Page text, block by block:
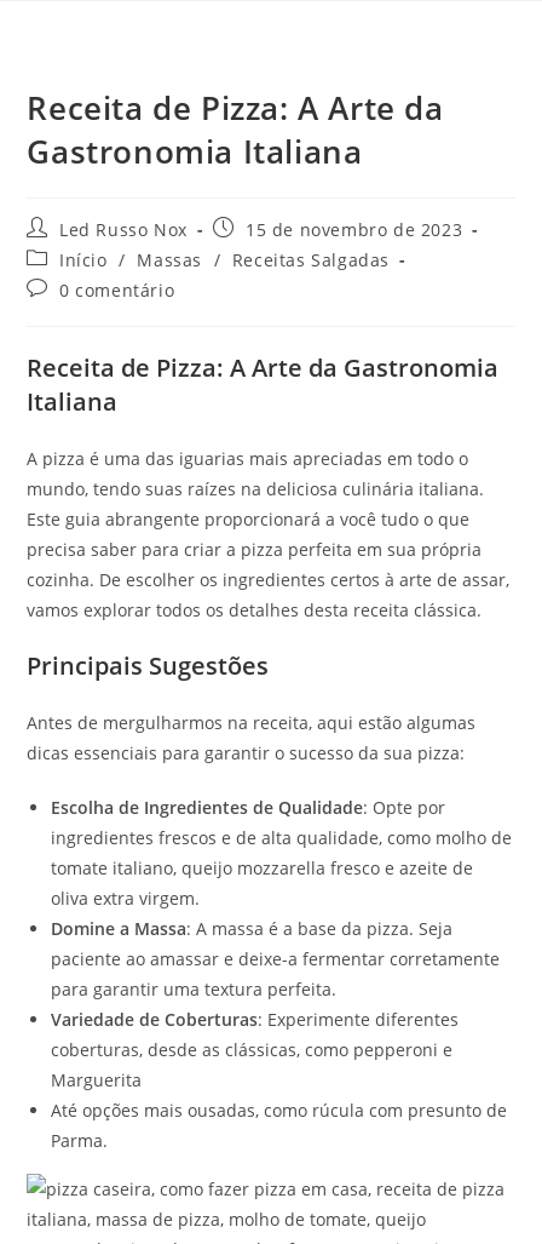
Receita de Pizza: A Arte da
Gastronomia Italiana
Led Russo Nox
15 de novembro de 2023
Início / Massas / Receitas Salgadas
0 comentário
Receita de Pizza: A Arte da Gastronomia
Italiana
A pizza é uma das iguarias mais apreciadas em todo o
mundo, tendo suas raízes na deliciosa culinária italiana.
Este guia abrangente proporcionará a você tudo o que
precisa saber para criar a pizza perfeita em sua própria
cozinha. De escolher os ingredientes certos à arte de assar,
vamos explorar todos os detalhes desta receita clássica.
Principais Sugestões
Antes de mergulharmos na receita, aqui estão algumas
dicas essenciais para garantir o sucesso da sua pizza:
Escolha de Ingredientes de Qualidade: Opte por
ingredientes frescos e de alta qualidade, como molho de
tomate italiano, queijo mozzarella fresco e azeite de
oliva extra virgem.
Domine a Massa: A massa é a base da pizza. Seja
paciente ao amassar e deixe-a fermentar corretamente
para garantir uma textura perfeita.
Variedade de Coberturas: Experimente diferentes
coberturas, desde as clássicas, como pepperoni e
Marguerita
Até opções mais ousadas, como rúcula com presunto de
Parma.